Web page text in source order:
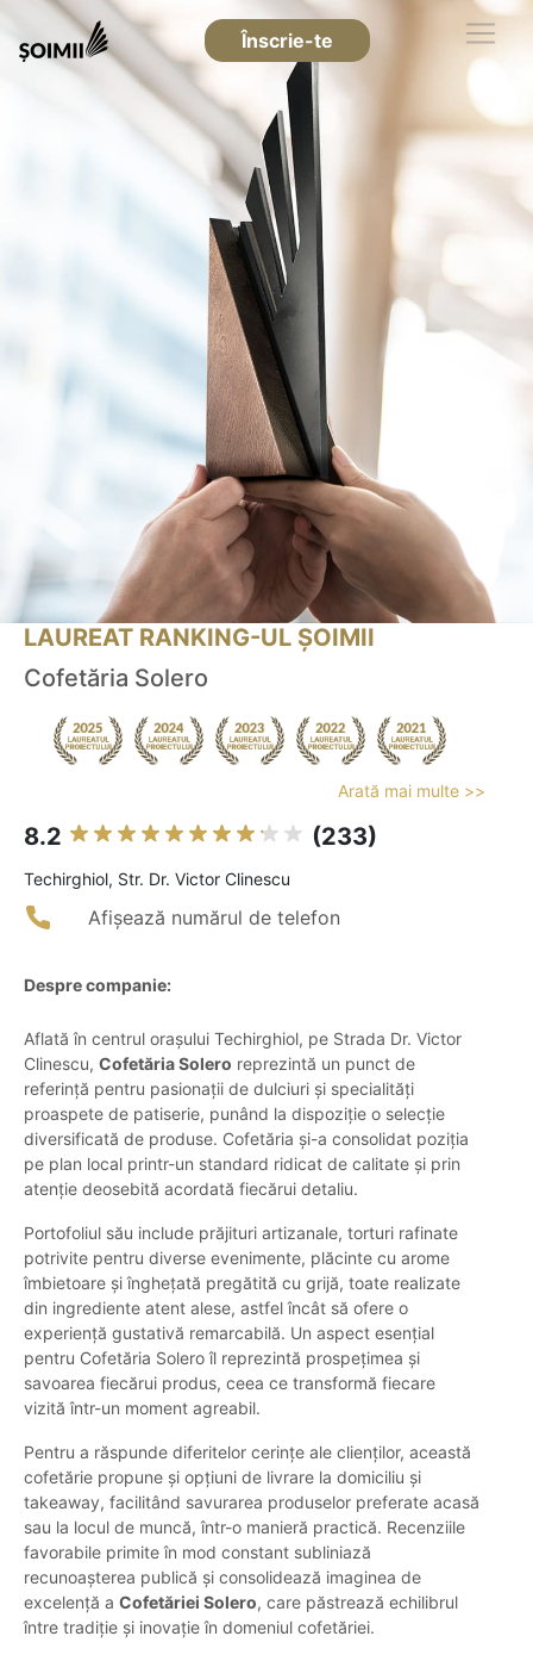
Înscrie-te
LAUREAT RANKING-UL ȘOIMII
Cofetăria Solero
Arată mai multe >>
8.2 (233)
Techirghiol, Str. Dr. Victor Clinescu
Afișează numărul de telefon
Despre companie:
Aflată în centrul orașului Techirghiol, pe Strada Dr. Victor
Clinescu, Cofetăria Solero reprezintă un punct de
referință pentru pasionații de dulciuri și specialități
proaspete de patiserie, punând la dispoziție o selecție
diversificată de produse. Cofetăria și-a consolidat poziția
pe plan local printr-un standard ridicat de calitate și prin
atenție deosebită acordată fiecărui detaliu.
Portofoliul său include prăjituri artizanale, torturi rafinate
potrivite pentru diverse evenimente, plăcinte cu arome
îmbietoare și înghețată pregătită cu grijă, toate realizate
din ingrediente atent alese, astfel încât să ofere o
experiență gustativă remarcabilă. Un aspect esențial
pentru Cofetăria Solero îl reprezintă prospețimea și
savoarea fiecărui produs, ceea ce transformă fiecare
vizită într-un moment agreabil.
Pentru a răspunde diferitelor cerințe ale clienților, această
cofetărie propune și opțiuni de livrare la domiciliu și
takeaway, facilitând savurarea produselor preferate acasă
sau la locul de muncă, într-o manieră practică. Recenziile
favorabile primite în mod constant subliniază
recunoașterea publică și consolidează imaginea de
excelență a Cofetăriei Solero, care păstrează echilibrul
între tradiție și inovație în domeniul cofetăriei.